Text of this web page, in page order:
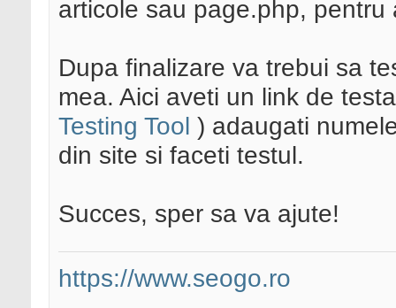
articole sau page.php, pentru
Dupa finalizare va trebui sa
mea. Aici aveti un link de
Testing Tool ) adaugati
din site si faceti testul.
Succes, sper sa va ajute!
https://www.seogo.ro